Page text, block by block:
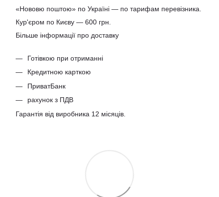
«Нововю поштою» по Україні — по тарифам перевізника.
Кур'єром по Києву — 600 грн.
Більше інформації про доставку
Готівкою при отриманні
Кредитною карткою
ПриватБанк
рахунок з ПДВ
Гарантія від виробника 12 місяців.